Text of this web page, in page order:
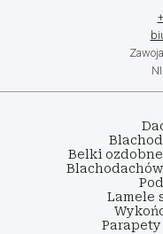
Belki ozdobne
Lamele